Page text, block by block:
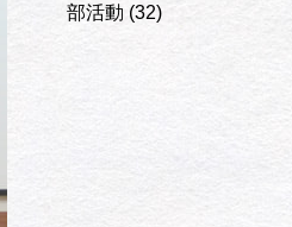
部活動 (32)